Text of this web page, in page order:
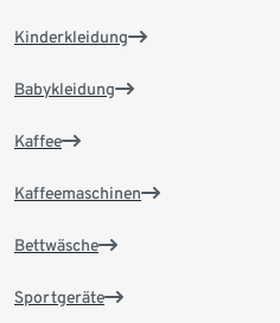
Kinderkleidung
Babykleidung
Kaffee
Kaffeemaschinen
Bettwäsche
Sportgeräte